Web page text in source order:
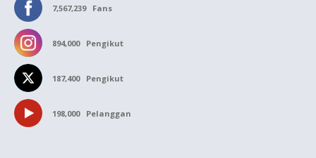
7,567,239 Fans
894,000 Pengikut
187,400 Pengikut
198,000 Pelanggan